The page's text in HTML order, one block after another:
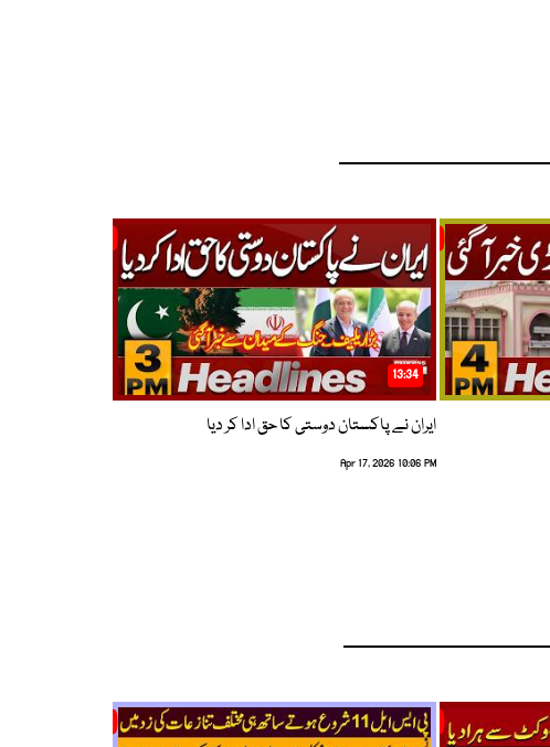
13:34
ایران نے پاکستان دوستی کا حق ادا کر دیا
Apr 17, 2026 10:06 PM